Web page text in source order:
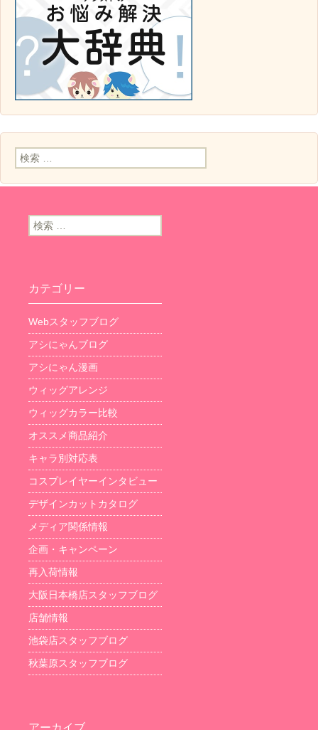
検索:
検索:
カテゴリー
Webスタッフブログ
アシにゃんブログ
アシにゃん漫画
ウィッグアレンジ
ウィッグカラー比較
オススメ商品紹介
キャラ別対応表
コスプレイヤーインタビュー
デザインカットカタログ
メディア関係情報
企画・キャンペーン
再入荷情報
大阪日本橋店スタッフブログ
店舗情報
池袋店スタッフブログ
秋葉原スタッフブログ
アーカイブ